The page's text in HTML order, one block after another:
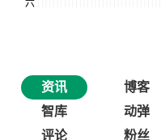
资讯 博客
智库
动弹
评论
粉丝